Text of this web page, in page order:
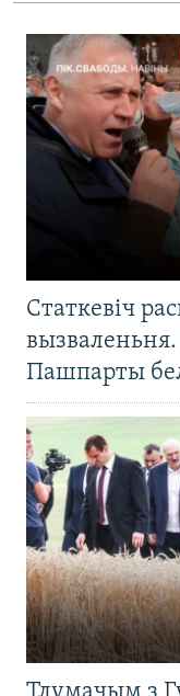
Статкевіч
вызваленьня.
Пашпарты